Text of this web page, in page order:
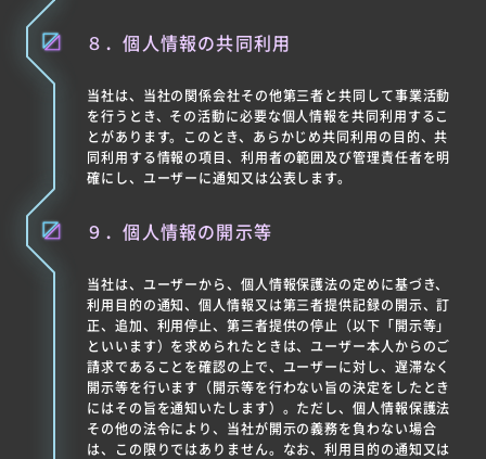
８．個人情報の共同利用
当社は、当社の関係会社その他第三者と共同して事業活動
を行うとき、その活動に必要な個人情報を共同利用するこ
とがあります。このとき、あらかじめ共同利用の目的、共
同利用する情報の項目、利用者の範囲及び管理責任者を明
確にし、ユーザーに通知又は公表します。
９．個人情報の開示等
当社は、ユーザーから、個人情報保護法の定めに基づき、
利用目的の通知、個人情報又は第三者提供記録の開示、訂
正、追加、利用停止、第三者提供の停止（以下「開示等」
といいます）を求められたときは、ユーザー本人からのご
請求であることを確認の上で、ユーザーに対し、遅滞なく
開示等を行います（開示等を行わない旨の決定をしたとき
にはその旨を通知いたします）。ただし、個人情報保護法
その他の法令により、当社が開示の義務を負わない場合
は、この限りではありません。なお、利用目的の通知又は